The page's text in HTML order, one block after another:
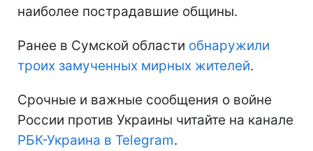
наиболее пострадавшие общины.
Ранее в Сумской области обнаружили
троих замученных мирных жителей.
Срочные и важные сообщения о войне
России против Украины читайте на канале
РБК-Украина в Telegram.